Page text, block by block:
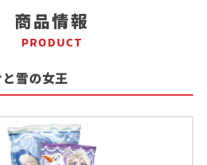
商品情報
PRODUCT
雪の女王